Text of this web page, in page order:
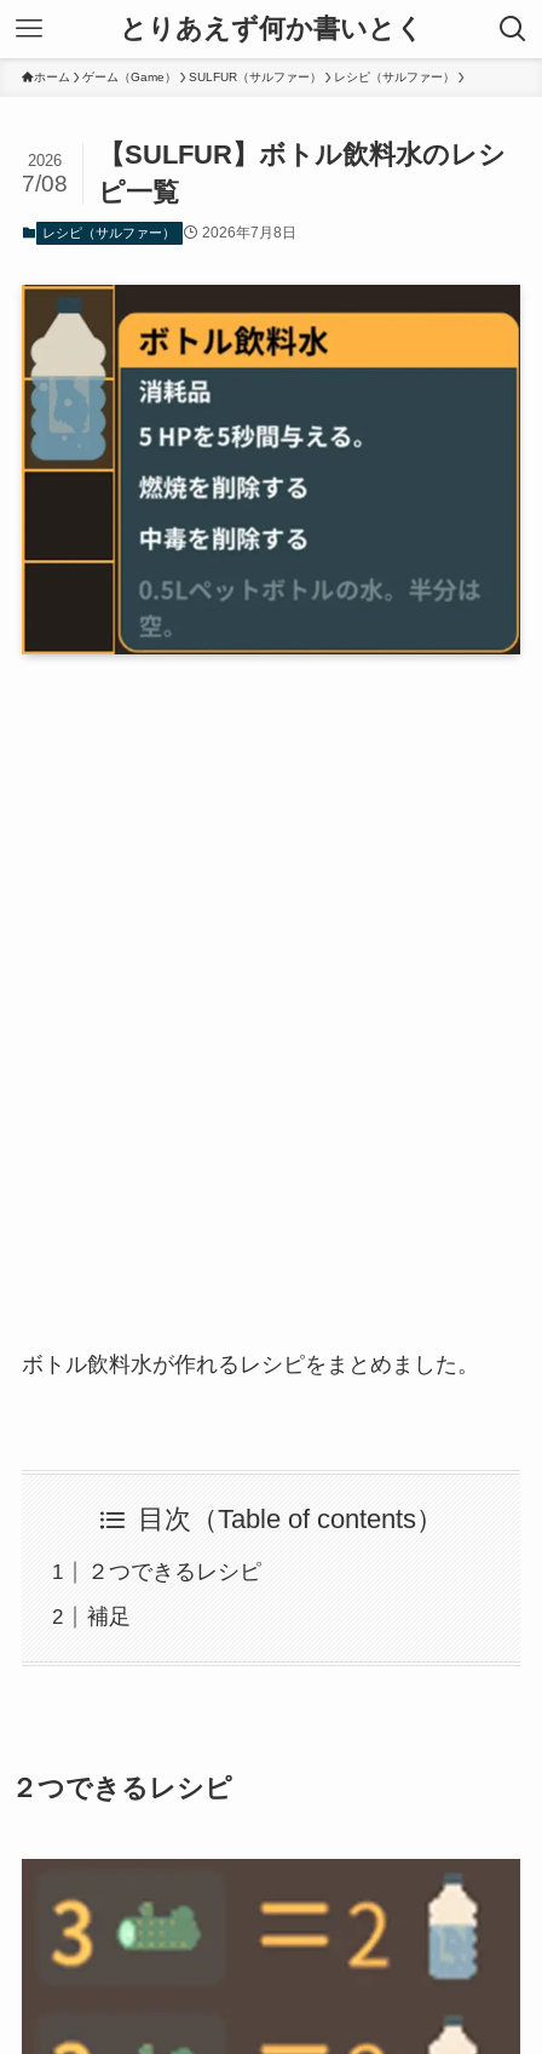
とりあえず何か書いとく
ホーム ゲーム（Game） SULFUR（サルファー） レシピ（サルファー）
【SULFUR】ボトル飲料水のレシ
ピ一覧
2026
7/08
レシピ（サルファー） 2026年7月8日
ボトル飲料水が作れるレシピをまとめました。
目次（Table of contents）
２つできるレシピ
補足
２つできるレシピ